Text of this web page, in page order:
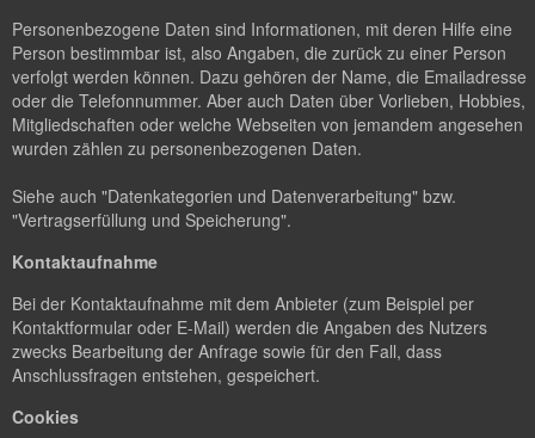
Personenbezogene Daten sind Informationen, mit deren Hilfe eine
Person bestimmbar ist, also Angaben, die zurück zu einer Person
verfolgt werden können. Dazu gehören der Name, die Emailadresse
oder die Telefonnummer. Aber auch Daten über Vorlieben, Hobbies,
Mitgliedschaften oder welche Webseiten von jemandem angesehen
wurden zählen zu personenbezogenen Daten.
Siehe auch "Datenkategorien und Datenverarbeitung" bzw.
"Vertragserfüllung und Speicherung".
Kontaktaufnahme
Bei der Kontaktaufnahme mit dem Anbieter (zum Beispiel per
Kontaktformular oder E-Mail) werden die Angaben des Nutzers
zwecks Bearbeitung der Anfrage sowie für den Fall, dass
Anschlussfragen entstehen, gespeichert.
Cookies